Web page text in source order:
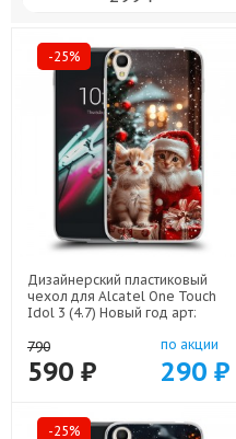
-25%
Дизайнерский пластиковый
чехол для Alcatel One Touch
Idol 3 (4.7) Новый год арт:
790
590 ₽
по акции
290 ₽
-25%